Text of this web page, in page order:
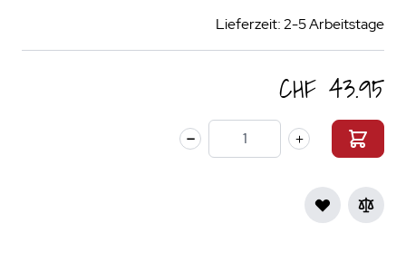
Lieferzeit: 2-5 Arbeitstage
CHF 43.95
Menge